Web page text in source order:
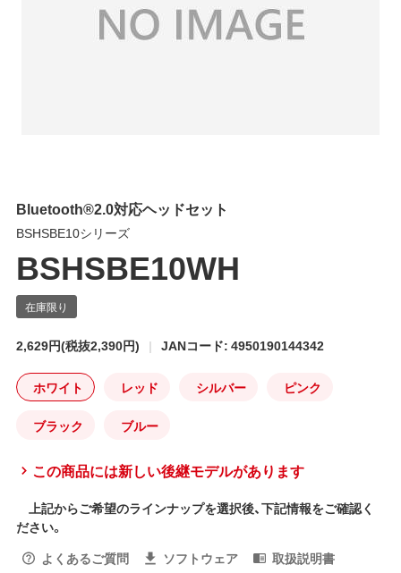
Bluetooth®2.0対応ヘッドセット
BSHSBE10シリーズ
BSHSBE10WH
2,629円(税抜2,390円) JANコード: 4950190144342
ホワイト レッド シルバー ピンク
ブラック ブルー
この商品には新しい後継モデルがあります
上記からご希望のラインナップを選択後、下記情報をご確認く
ださい。
よくあるご質問
ソフトウェア
取扱説明書